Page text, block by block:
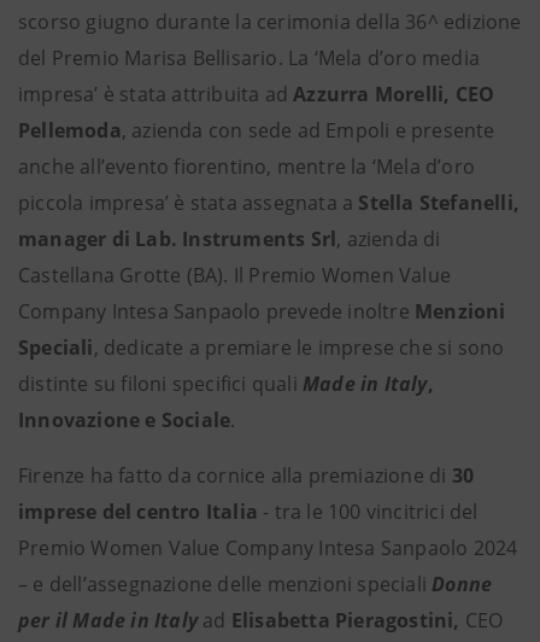
scorso giugno durante la cerimonia della 36^ edizione
del Premio Marisa Bellisario. La ‘Mela d’oro media
impresa’ è stata attribuita adAzzurra Morelli, CEO
Pellemoda, azienda con sede ad Empoli e presente
anche all’evento fiorentino, mentre la ‘Mela d’oro
piccola impresa’ è stata assegnata a Stella Stefanelli,
manager di Lab. Instruments Srl, azienda di
Castellana Grotte (BA). Il Premio Women Value
Company Intesa Sanpaolo prevede inoltre Menzioni
Speciali, dedicate a premiare le imprese che si sono
distinte su filoni specifici quali Made in Italy,
Innovazione e Sociale.
Firenze ha fatto da cornice alla premiazione di 30
imprese del centro Italia - tra le 100 vincitrici del
Premio Women Value Company Intesa Sanpaolo 2024
– e dell’assegnazione delle menzioni speciali Donne
per il Made in Italyad Elisabetta Pieragostini, CEO